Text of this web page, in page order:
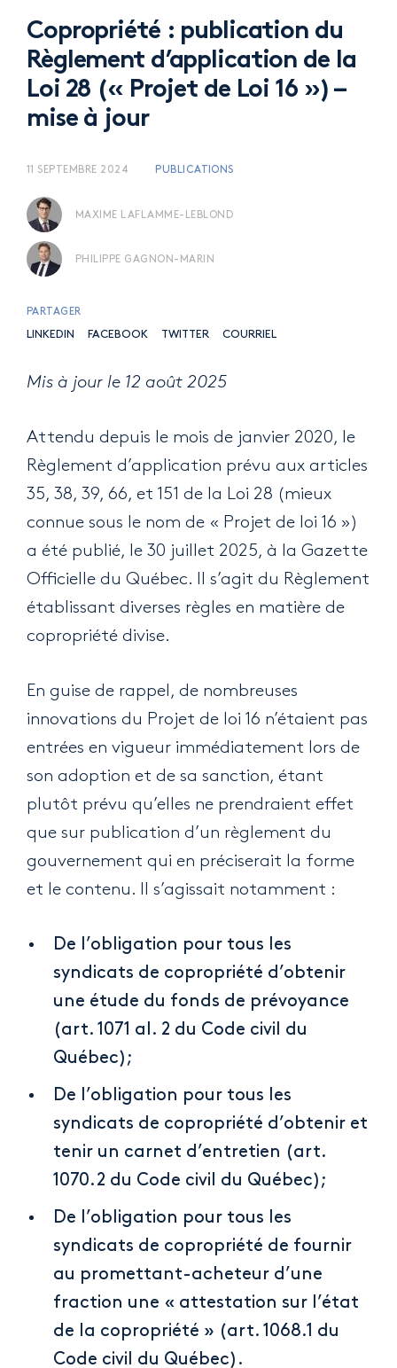
Copropriété : publication du
Règlement d’application de la
Loi 28 (« Projet de Loi 16 ») –
mise à jour
MAXIME LAFLAMME-LEBLOND
PHILIPPE GAGNON-MARIN
11 SEPTEMBRE 2024 PUBLICATIONS
PARTAGER
LINKEDIN FACEBOOK TWITTER COURRIEL
Mis à jour le 12 août 2025
Attendu depuis le mois de janvier 2020, le
Règlement d’application prévu aux articles
35, 38, 39, 66, et 151 de la Loi 28 (mieux
connue sous le nom de « Projet de loi 16 »)
a été publié, le 30 juillet 2025, à la Gazette
Officielle du Québec. Il s’agit du Règlement
établissant diverses règles en matière de
copropriété divise.
En guise de rappel, de nombreuses
innovations du Projet de loi 16 n’étaient pas
entrées en vigueur immédiatement lors de
son adoption et de sa sanction, étant
plutôt prévu qu’elles ne prendraient effet
que sur publication d’un règlement du
gouvernement qui en préciserait la forme
et le contenu. Il s’agissait notamment :
De l’obligation pour tous les
syndicats de copropriété d’obtenir
une étude du fonds de prévoyance
(art. 1071 al. 2 du Code civil du
Québec);
De l’obligation pour tous les
syndicats de copropriété d’obtenir et
tenir un carnet d’entretien (art.
1070.2 du Code civil du Québec);
De l’obligation pour tous les
syndicats de copropriété de fournir
au promettant-acheteur d’une
fraction une « attestation sur l’état
de la copropriété » (art. 1068.1 du
Code civil du Québec).